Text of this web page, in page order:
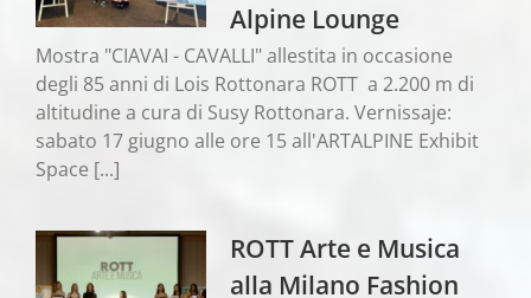
Alpine Lounge
Mostra "CIAVAI - CAVALLI" allestita in occasione
degli 85 anni di Lois Rottonara ROTT a 2.200 m di
altitudine a cura di Susy Rottonara. Vernissaje:
sabato 17 giugno alle ore 15 all'ARTALPINE Exhibit
Space [...]
ROTT Arte e Musica
alla Milano Fashion